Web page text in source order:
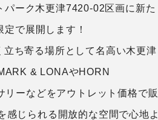
パーク木更津7420-02区画に新た
で展開します！
ち寄る場所として名高い木更津
& LONAやHORN
ーなどをアウトレット価格で販
感じられる開放的な空間で心地よ